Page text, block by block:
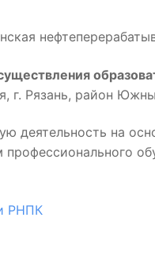
г. Рязань, район
деятельность на
профессионального
РНПК